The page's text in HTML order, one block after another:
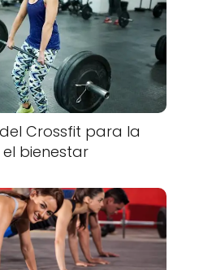
Crossfit para la
bienestar